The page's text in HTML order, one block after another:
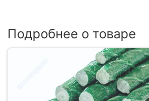
Подробнее о товаре